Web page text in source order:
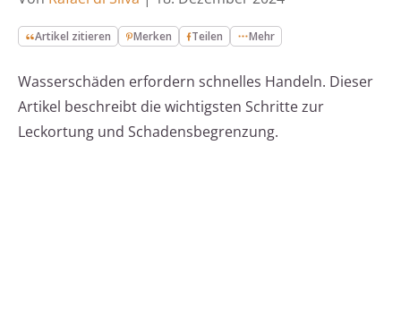
Artikel zitieren Merken Teilen Mehr
Wasserschäden erfordern schnelles Handeln. Dieser
Artikel beschreibt die wichtigsten Schritte zur
Leckortung und Schadensbegrenzung.